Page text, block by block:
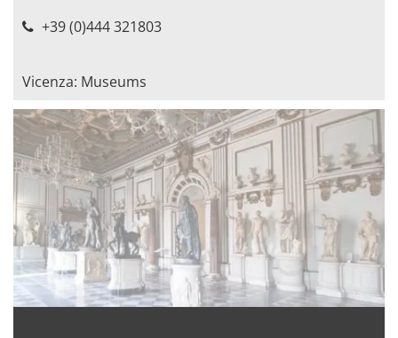
+39 (0)444 321803
Vicenza: Museums